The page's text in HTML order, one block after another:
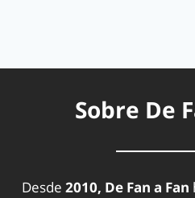
Sobre De
Desde 2010, De Fan a Fan